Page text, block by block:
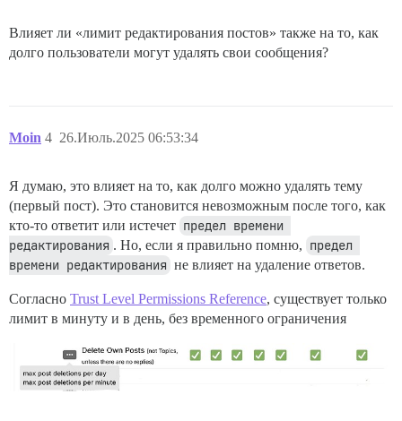
Влияет ли «лимит редактирования постов» также на то, как
долго пользователи могут удалять свои сообщения?
Moin 26.Июль.2025 06:53:34
4
Я думаю, это влияет на то, как долго можно удалять тему
(первый пост). Это становится невозможным после того, как
кто-то ответит или истечет предел времени
редактирования . Но, если я правильно помню, предел
времени редактирования не влияет на удаление ответов.
Согласно Trust Level Permissions Reference, существует только
лимит в минуту и в день, без временного ограничения